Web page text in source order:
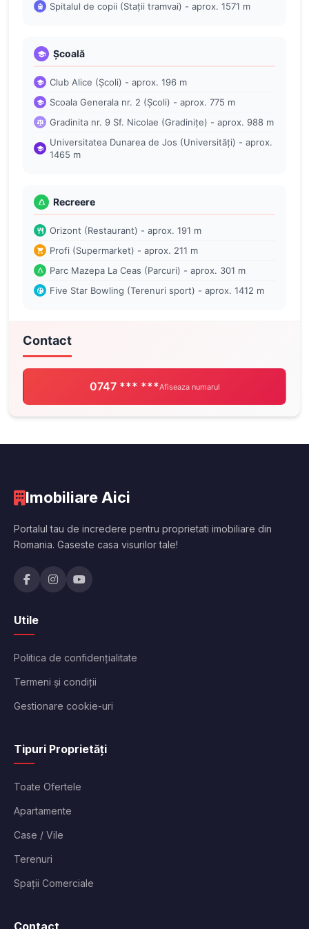
Spitalul de copii (Stații tramvai) - aprox. 1571 m
Școală
Club Alice (Școli) - aprox. 196 m
Scoala Generala nr. 2 (Școli) - aprox. 775 m
Gradinita nr. 9 Sf. Nicolae (Gradinițe) - aprox. 988 m
Universitatea Dunarea de Jos (Universități) - aprox.
1465 m
Recreere
Orizont (Restaurant) - aprox. 191 m
Profi (Supermarket) - aprox. 211 m
Parc Mazepa La Ceas (Parcuri) - aprox. 301 m
Five Star Bowling (Terenuri sport) - aprox. 1412 m
Contact
0747 *** ***Afiseaza numarul
Imobiliare Aici
Portalul tau de incredere pentru proprietati imobiliare din
Romania. Gaseste casa visurilor tale!
Utile
Politica de confidențialitate
Termeni și condiții
Gestionare cookie-uri
Tipuri Proprietăți
Toate Ofertele
Apartamente
Case / Vile
Terenuri
Spații Comerciale
Contact